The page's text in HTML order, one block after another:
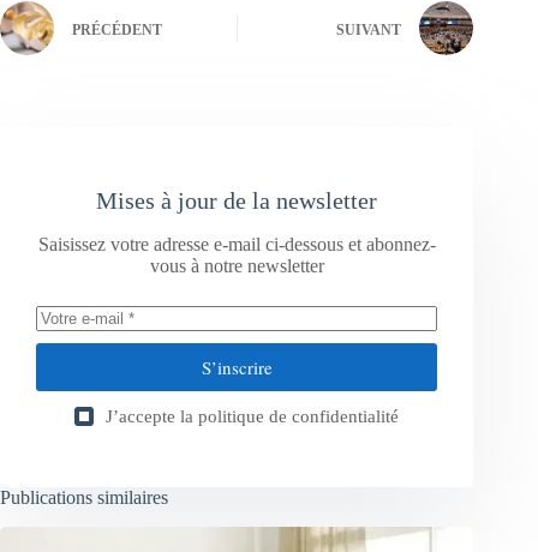
PRÉCÉDENT SUIVANT
Mises à jour de la newsletter
Saisissez votre adresse e-mail ci-dessous et abonnez-
vous à notre newsletter
S’inscrire
J’accepte la politique de confidentialité
Publications similaires